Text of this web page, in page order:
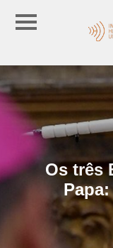
Os três